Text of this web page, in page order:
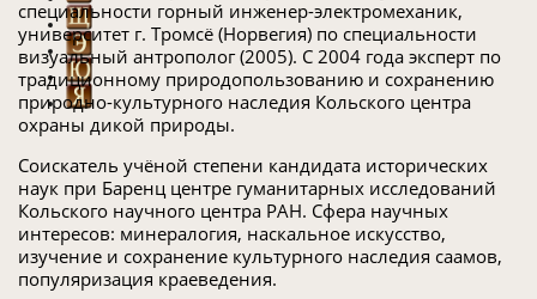
специальности горный инженер-электромеханик,
университет г. Тромсё (Норвегия) по специальности
визуальный антрополог (2005). С 2004 года эксперт по
традиционному природопользованию и сохранению
природно-культурного наследия Кольского центра
охраны дикой природы.
Соискатель учёной степени кандидата исторических
наук при Баренц центре гуманитарных исследований
Кольского научного центра РАН. Сфера научных
интересов: минералогия, наскальное искусство,
изучение и сохранение культурного наследия саамов,
популяризация краеведения.